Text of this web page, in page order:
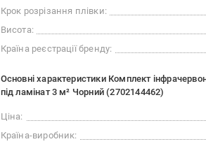
Крок розрізання плівки:
Висота:
Країна реєстрації бренду:
Основні характеристики Комплект
під ламінат 3 м² Чорний (2702144462)
Ціна:
Країна-виробник: